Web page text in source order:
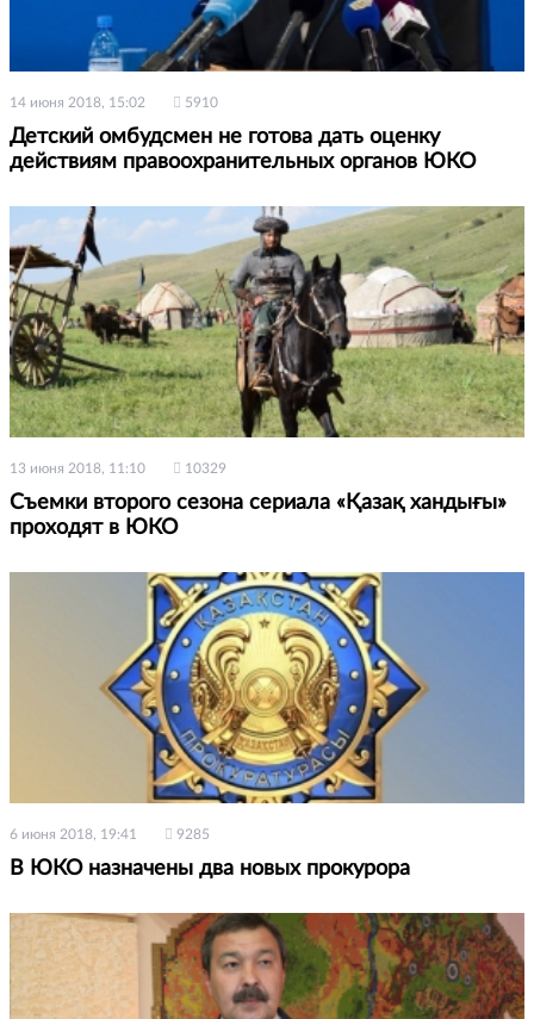
14 июня 2018, 15:02 5910
Детский омбудсмен не готова дать оценку
действиям правоохранительных органов ЮКО
13 июня 2018, 11:10 10329
Съемки второго сезона сериала «Қазақ хандығы»
проходят в ЮКО
6 июня 2018, 19:41 9285
В ЮКО назначены два новых прокурора